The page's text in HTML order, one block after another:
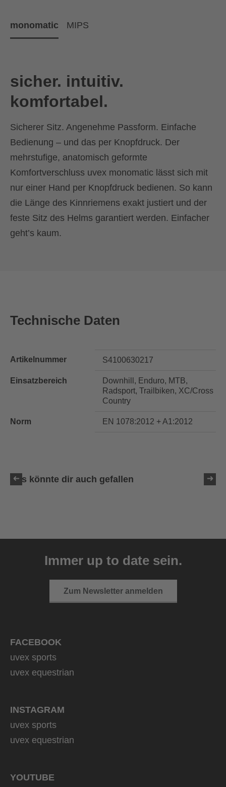
monomatic MIPS
sicher. intuitiv.
komfortabel.
Sicherer Sitz. Angenehme Passform. Einfache
Bedienung – und das per Knopfdruck. Der
mehrstufige, anatomisch geformte
Komfortverschluss uvex monomatic lässt sich mit
nur einer Hand per Knopfdruck bedienen. So kann
die Länge des Kinnriemens exakt justiert und der
feste Sitz des Helms garantiert werden. Einfacher
geht’s kaum.
Technische Daten
Artikelnummer S4100630217
Einsatzbereich
Downhill, Enduro, MTB,
Radsport, Trailbiken, XC/Cross
Country
Norm EN 1078:2012 + A1:2012
Das könnte dir auch gefallen
1 FarbvariantenImmer up to date sein.
Zum Newsletter anmelden
FACEBOOK
uvex sports
uvex equestrian
INSTAGRAM
uvex sports
uvex equestrian
YOUTUBE